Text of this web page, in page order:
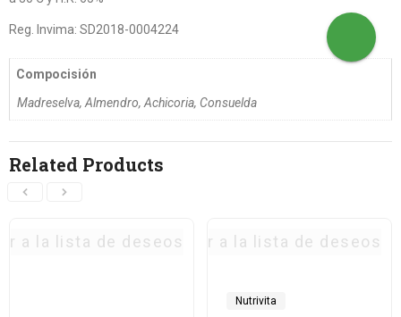
Reg. Invima: SD2018-0004224
Compocisión
Madreselva, Almendro, Achicoria, Consuelda
Related Products
a la lista de deseos
Nutrivita
Agregar a la lista de deseos